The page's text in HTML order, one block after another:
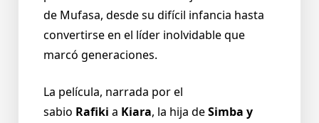
de Mufasa, desde su difícil infancia hasta
convertirse en el líder inolvidable que
marcó generaciones.
La película, narrada por el
sabio Rafiki a Kiara, la hija deSimba y